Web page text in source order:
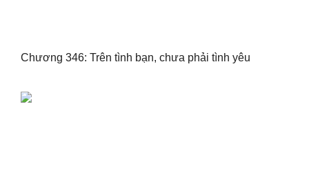
Chương 346: Trên tình bạn, chưa phải tình yêu